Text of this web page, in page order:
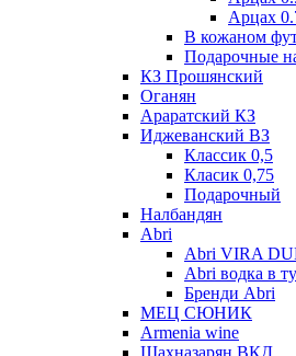
Арцах
В кожаном
Подарочные
КЗ Прошянский
Оганян
Араратский КЗ
Иджеванский ВЗ
Классик 0,5
Класик 0,75
Подарочный
Налбандян
Abri
Abri VIRA
Abri водка в
Бренди Abri
МЕЦ СЮНИК
Armenia wine
Шахназарян ВКД